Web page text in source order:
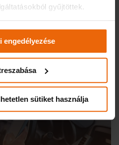
gyűjtöttek.
engedélyezése
sütiket használja
available in Magyar.